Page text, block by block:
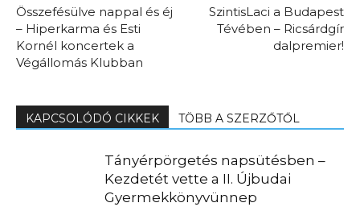
Összefésülve nappal és éj
– Hiperkarma és Esti
Kornél koncertek a
Végállomás Klubban
SzintisLaci a Budapest
Tévében – Ricsárdgír
dalpremier!
KAPCSOLÓDÓ CIKKEK TÖBB A SZERZŐTŐL
Tányérpörgetés napsütésben –
Kezdetét vette a II. Újbudai
Gyermekkönyvünnep